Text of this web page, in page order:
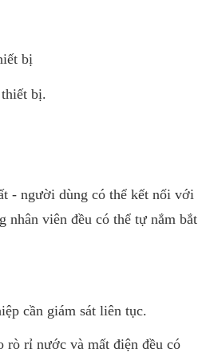
bị
bị.
- người dùng có thể kết nối với
nhân viên đều có thể tự nắm bắt
cần giám sát liên tục.
rò rỉ nước và mất điện đều có